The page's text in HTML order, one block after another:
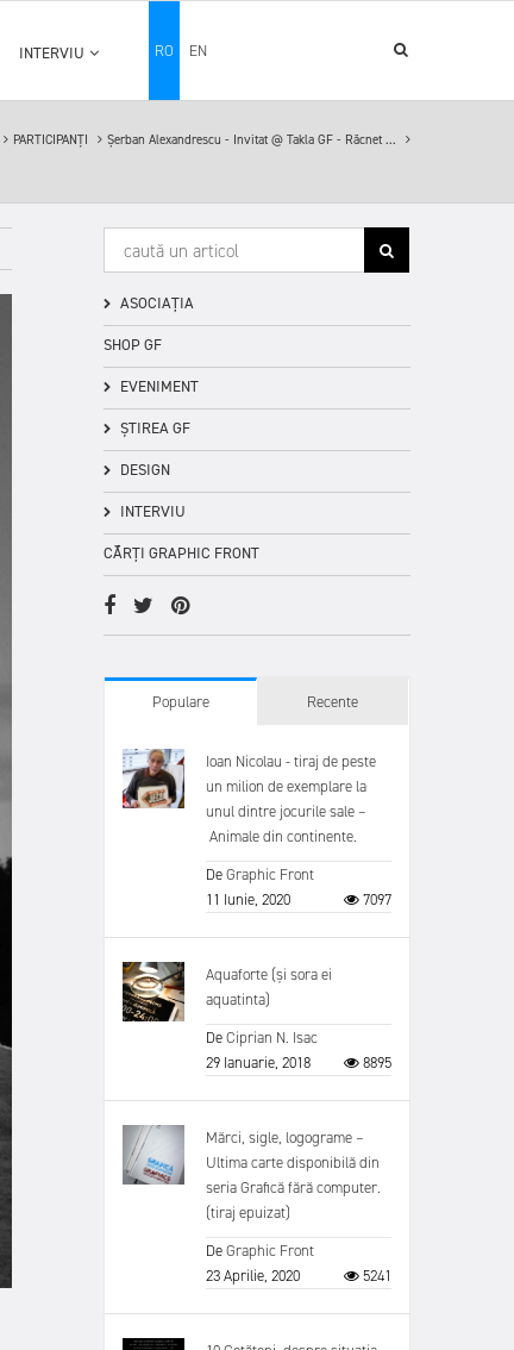
INTERVIU RO EN
PARTICIPANȚI Șerban Alexandrescu - Invitat @ Takla GF - Răcnet ...
ASOCIAȚIA
SHOP GF
EVENIMENT
ȘTIREA GF
DESIGN
INTERVIU
CĂRȚI GRAPHIC FRONT
Populare Recente
Ioan Nicolau - tiraj de peste
un milion de exemplare la
unul dintre jocurile sale –
Animale din continente.
DeGraphic Front
11 Iunie, 2020
7097
Aquaforte (și sora ei
aquatinta)
DeCiprian N. Isac
29 Ianuarie, 2018
8895
Mărci, sigle, logograme –
Ultima carte disponibilă din
seria Grafică fără computer.
(tiraj epuizat)
DeGraphic Front
23 Aprilie, 2020
5241